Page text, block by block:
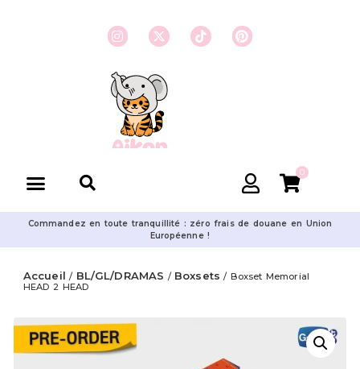
0
Commandez en toute tranquillité : zéro frais de douane en Union
Européenne !
Accueil / BL/GL/DRAMAS / Boxsets / Boxset Memorial
HEAD 2 HEAD